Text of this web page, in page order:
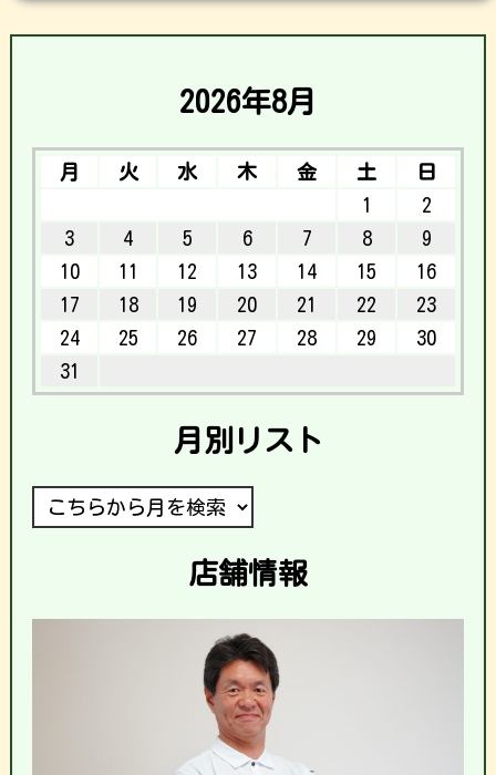
2026年8月
月 火 水 木 金 土
日
1
2
3
4 5 6 7 8
9
10
11 12 13 14 15
16
17
18 19 20 21 22
23
24
25 26 27 28 29
30
31
月別リスト
店舗情報